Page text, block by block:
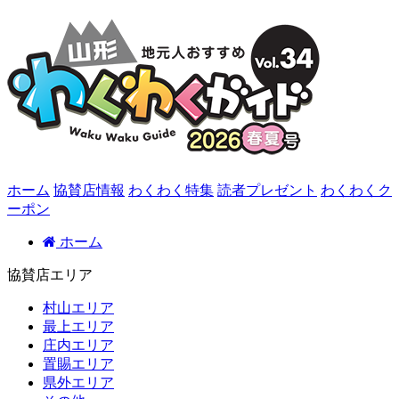
ホーム 協賛店情報 わくわく特集 読者プレゼント わくわくク
ーポン
ホーム
協賛店エリア
村山エリア
最上エリア
庄内エリア
置賜エリア
県外エリア